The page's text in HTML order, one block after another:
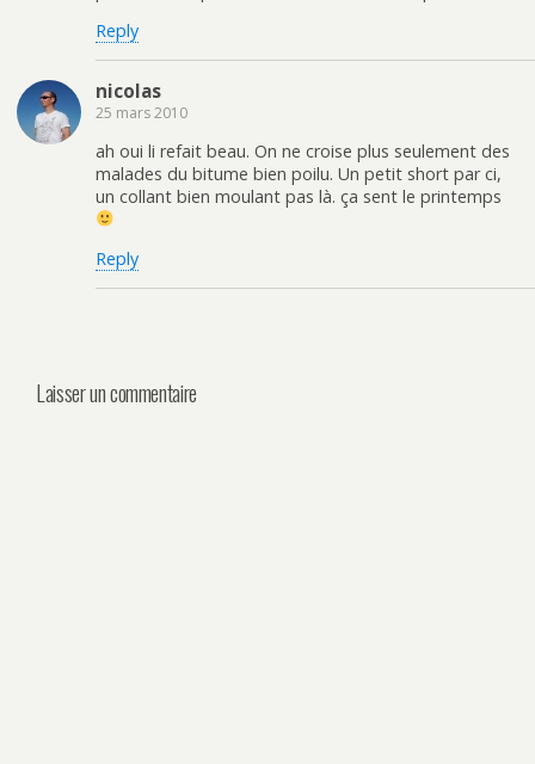
Reply
nicolas
25 mars 2010
ah oui li refait beau. On ne croise plus seulement des
malades du bitume bien poilu. Un petit short par ci,
un collant bien moulant pas là. ça sent le printemps
Reply
Laisser un commentaire